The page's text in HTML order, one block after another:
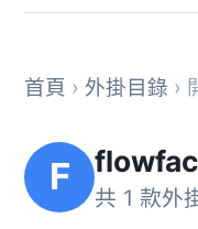
首頁 › 外掛目錄 ›
F 共 1 款外